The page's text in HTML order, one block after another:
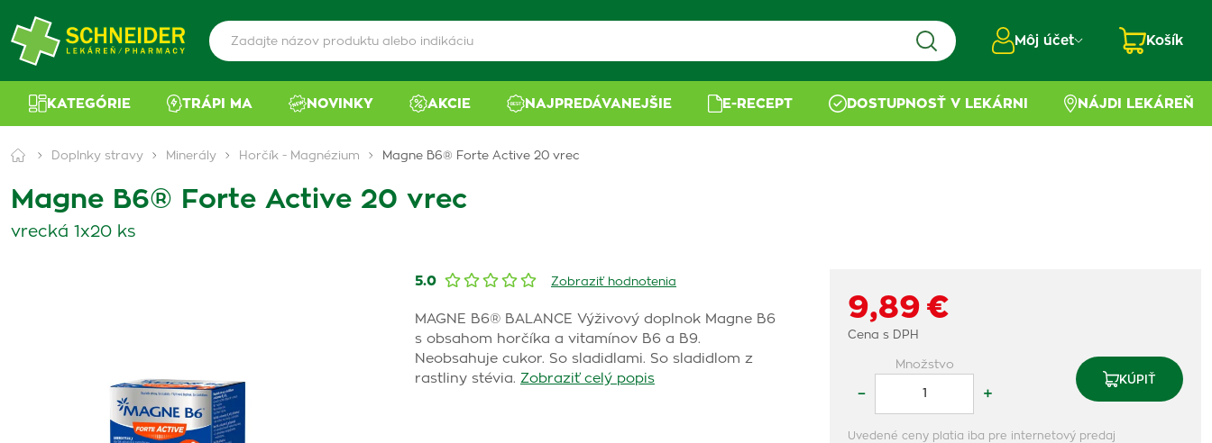
Môj účet Košík
KATEGÓRIE TRÁPI MA NOVINKY AKCIE NAJPREDÁVANEJŠIE E-RECEPT DOSTUPNOSŤ V LEKÁRNI NÁJDI LEKÁREŇ
Doplnky stravy Minerály Horčík - Magnézium Magne B6® Forte Active 20 vrec
Magne B6® Forte Active 20 vrec
vrecká 1x20 ks
5.0 Zobraziť hodnotenia
MAGNE B6® BALANCE Výživový doplnok Magne B6
s obsahom horčíka a vitamínov B6 a B9.
Neobsahuje cukor. So sladidlami. So sladidlom z
rastliny stévia. Zobraziť celý popis
9,89 €
Cena s DPH
Množstvo
– +
KÚPIŤ
Uvedené ceny platia iba pre internetový predaj